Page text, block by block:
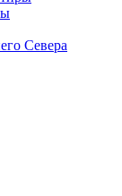
Севера